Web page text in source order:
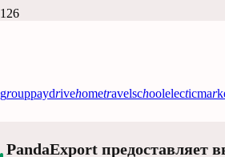
grouppaydrivehometravelschoolelecticmar
сроки
PandaExport предоставляет